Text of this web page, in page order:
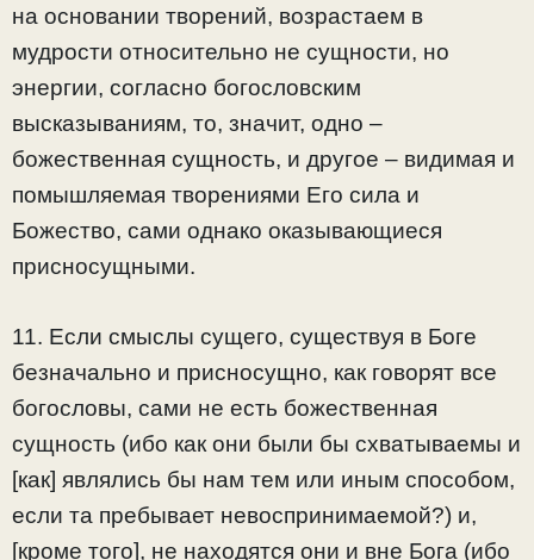
на основании творений, возрастаем в
мудрости относительно не сущности, но
энергии, согласно богословским
высказываниям, то, значит, одно –
божественная сущность, и другое – видимая и
помышляемая творениями Его сила и
Божество, сами однако оказывающиеся
присносущными.
11. Если смыслы сущего, существуя в Боге
безначально и присносущно, как говорят все
богословы, сами не есть божественная
сущность (ибо как они были бы схватываемы и
[как] являлись бы нам тем или иным способом,
если та пребывает невоспринимаемой?) и,
[кроме того], не находятся они и вне Бога (ибо